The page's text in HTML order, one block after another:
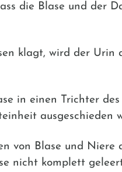
die Blase und der
klagt, wird der
in einen Trichter
ausgeschieden
von Blase und Niere
nicht komplett